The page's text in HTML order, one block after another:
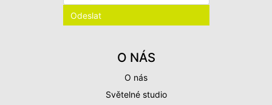
O NÁS
O nás
Světelné studio